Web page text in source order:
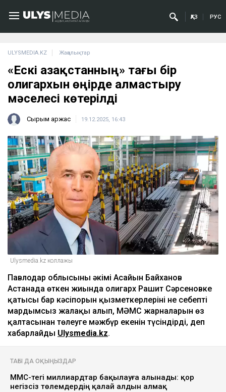
ҚАЗ РУС
ULYSMEDIA.KZ Жаңалықтар
«Ескі Қазақстанның» тағы бір
олигархын өңірде алмастыру
мәселесі көтерілді
Сырым Қаржас 19.12.2025, 16:43
Ulysmedia.kz коллажы
Павлодар облысының әкімі Асайын Байханов
Астанада өткен жиында олигарх Рашит Сәрсеновке
қатысы бар кәсіпорын қызметкерлерінің не себепті
мардымсыз жалақы алып, МӘМС жарналарын өз
қалтасынан төлеуге мәжбүр екенін түсіндірді, деп
хабарлайды Ulysmedia.kz.
ТАҒЫ ДА ОҚЫҢЫЗДАР
МӘМС-тегі миллиардтар бақылауға алынады: қор
негізсіз төлемдердің қалай алдын алмақ